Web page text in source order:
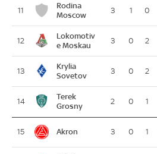
11
Rodina
Moscow
3 1 0
12
Lokomotiv
e Moskau
3 0 2
13
Krylia
Sovetov
3 0 2
14
Terek
Grosny
2 0 1
15 Akron 3 0 1